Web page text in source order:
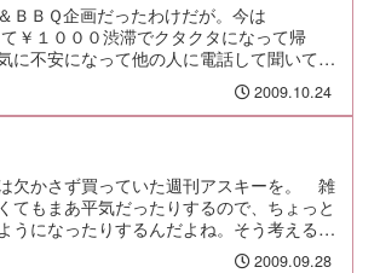
ＢＢＱ企画だったわけだが。今は
１０００渋滞でクタクタになって帰
に不安になって他の人に電話して聞いてみ
2009.10.24
欠かさず買っていた週刊アスキーを。 雑
もまあ平気だったりするので、ちょっと
うになったりするんだよね。そう考える
2009.09.28